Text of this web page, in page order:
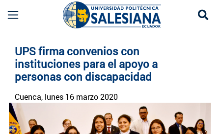
UPS firma convenios con
instituciones para el apoyo a
personas con discapacidad
Cuenca, lunes 16 marzo 2020